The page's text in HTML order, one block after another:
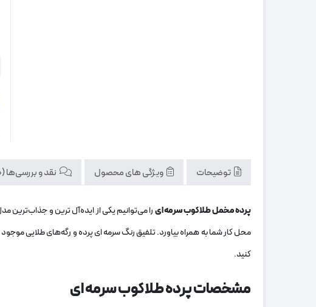
توضیحات ویژگی های محصول نقد و بررسی‌ها (0)
پرده مخمل طلاکوب سرمه ایرا می‌توانیم یکی از ایده‌آل‌ ترین و جذاب‌ترین
محل کار شما به همراه بیاورد. تلفیق رنگ سرمه ای پرده و رگه‌های طلایی
کنید.
مشخصات پرده طلاکوب سرمه ای